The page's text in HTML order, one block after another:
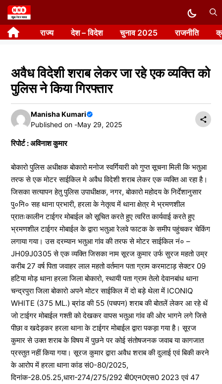
Skip
to
content राज्य देश – विदेश चुनाव 2025 राजनीति
अवैध विदेशी शराब लेकर जा रहे एक व्यक्ति को
पुलिस ने किया गिरफ्तार
Manisha Kumari
Published on -May 29, 2025
रिपोर्ट : अविनाश कुमार
बोकारो पुलिस अधीक्षक बोकारो मनोज स्वर्गियारी को गुप्त सूचना मिली कि भतुआ
तरफ से एक मोटर साईकिल मे अवैध विदेशी शराब लेकर एक व्यक्ति आ रहा है।
जिसका सत्यापन हेतु पुलिस उपाधीक्षक, नगर, बोकारो महोदय के निर्देशानुसार
पु०नि० सह थाना प्रभारी, हरला के नेतृत्व में थाना क्षेत्र मे भ्रमणशील
प्रातःकालीन टाईगर मोबाईल को सूचित करते हुए त्वरित कार्यवाई करते हुए
भ्रमणशील टाईगर मोबाईल के द्वारा भतुआ रेलवे फाटक के समीप पहुंचकर चेकिंग
लगाया गया। उस दरम्यान भतुआ गांव की तरफ से मोटर साईकिल नं० –
JH09J0305 से एक व्यक्ति जिसका नाम सूरज कुमार उर्फ सुरज महतो उम्र
करीब 27 वर्ष पिता जवाहर लाल महतो वर्तमान पता ग्राम करमाटाड़ सेक्टर 09
हटिया मोड़ थाना हरला जिला बोकारो, स्थायी पता ग्राम तेलो देवानबांध थाना
चन्द्रपुरा जिला बोकारो अपने मोटर साईकिल में दो बड़े थेला में ICONIQ
WHITE (375 ML.) ब्रांड की 55 (पचपन) शराब की बोतलें लेकर आ रहे थें
जो टाईगर मोबाईल गश्ती को देखकर वापस भतुआ गांव की ओर भागने लगे जिसे
पीछा व खदेड़कर हरला थाना के टाईगर मोबाईल द्वारा पकड़ा गया है। सूरज
कुमार से उक्त शराब के विषय में पुछने पर कोई संतोषजनक जवाब या कागजात
प्रस्तुत नहीं किया गया। सूरज कुमार द्वारा अवैध शराब की दुलाई एवं बिकी करने
के आरोप में हरला थाना कांड सं0-80/2025,
दिनांक-28.05.25,धारा-274/275/292 बी0एन0एस0 2023 एवं 47